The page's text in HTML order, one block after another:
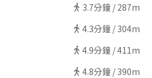
3.7分鐘 / 287m
4.3分鐘 / 304m
4.9分鐘 /411m
4.8分鐘 / 390m